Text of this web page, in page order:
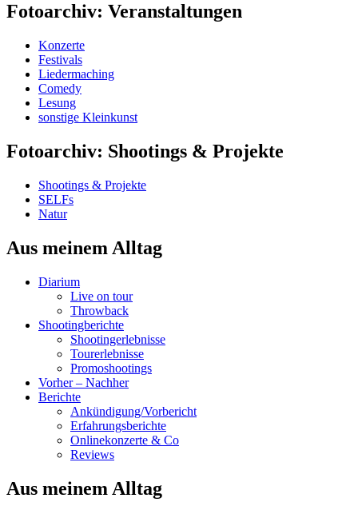
Fotoarchiv: Veranstaltungen
Konzerte
Festivals
Liedermaching
Comedy
Lesung
sonstige Kleinkunst
Fotoarchiv: Shootings & Projekte
Shootings & Projekte
SELFs
Natur
Aus meinem Alltag
Diarium
Live on tour
Throwback
Shootingberichte
Shootingerlebnisse
Tourerlebnisse
Promoshootings
Vorher – Nachher
Berichte
Ankündigung/Vorbericht
Erfahrungsberichte
Onlinekonzerte & Co
Reviews
Aus meinem Alltag